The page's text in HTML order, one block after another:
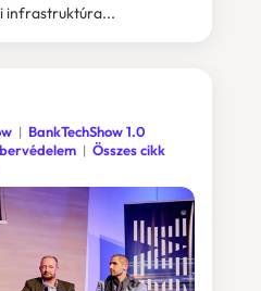
infrastruktúra...
BankTechShow 1.0
Összes cikk